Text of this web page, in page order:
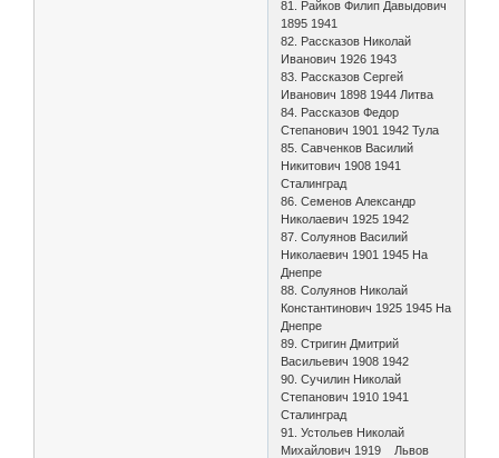
81. Райков Филип Давыдович
1895 1941
82. Рассказов Николай
Иванович 1926 1943
83. Рассказов Сергей
Иванович 1898 1944 Литва
84. Рассказов Федор
Степанович 1901 1942 Тула
85. Савченков Василий
Никитович 1908 1941
Сталинград
86. Семенов Александр
Николаевич 1925 1942
87. Солуянов Василий
Николаевич 1901 1945 На
Днепре
88. Солуянов Николай
Константинович 1925 1945 На
Днепре
89. Стригин Дмитрий
Васильевич 1908 1942
90. Сучилин Николай
Степанович 1910 1941
Сталинград
91. Устольев Николай
Михайлович 1919 Львов